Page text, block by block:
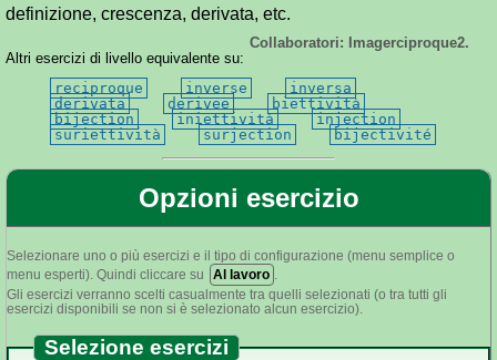
definizione, crescenza, derivata, etc.
Collaboratori: Imagerciproque2.
Altri esercizi di livello equivalente su:
reciproque
inverse
inversa
derivata
derivee
biettività
bijection
iniettività
injection
suriettività
surjection bijectivité
Opzioni esercizio
Selezionare uno o più esercizi e il tipo di configurazione (menu semplice o
menu esperti). Quindi cliccare su
Al lavoro
Gli esercizi verranno scelti casualmente tra quelli selezionati (o tra tutti gli
esercizi disponibili se non si è selezionato alcun esercizio).
Selezione esercizi